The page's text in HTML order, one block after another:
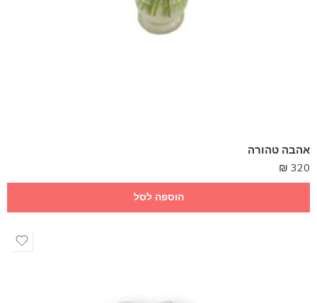
אהבה טהורה
320
₪
הוספה לסל